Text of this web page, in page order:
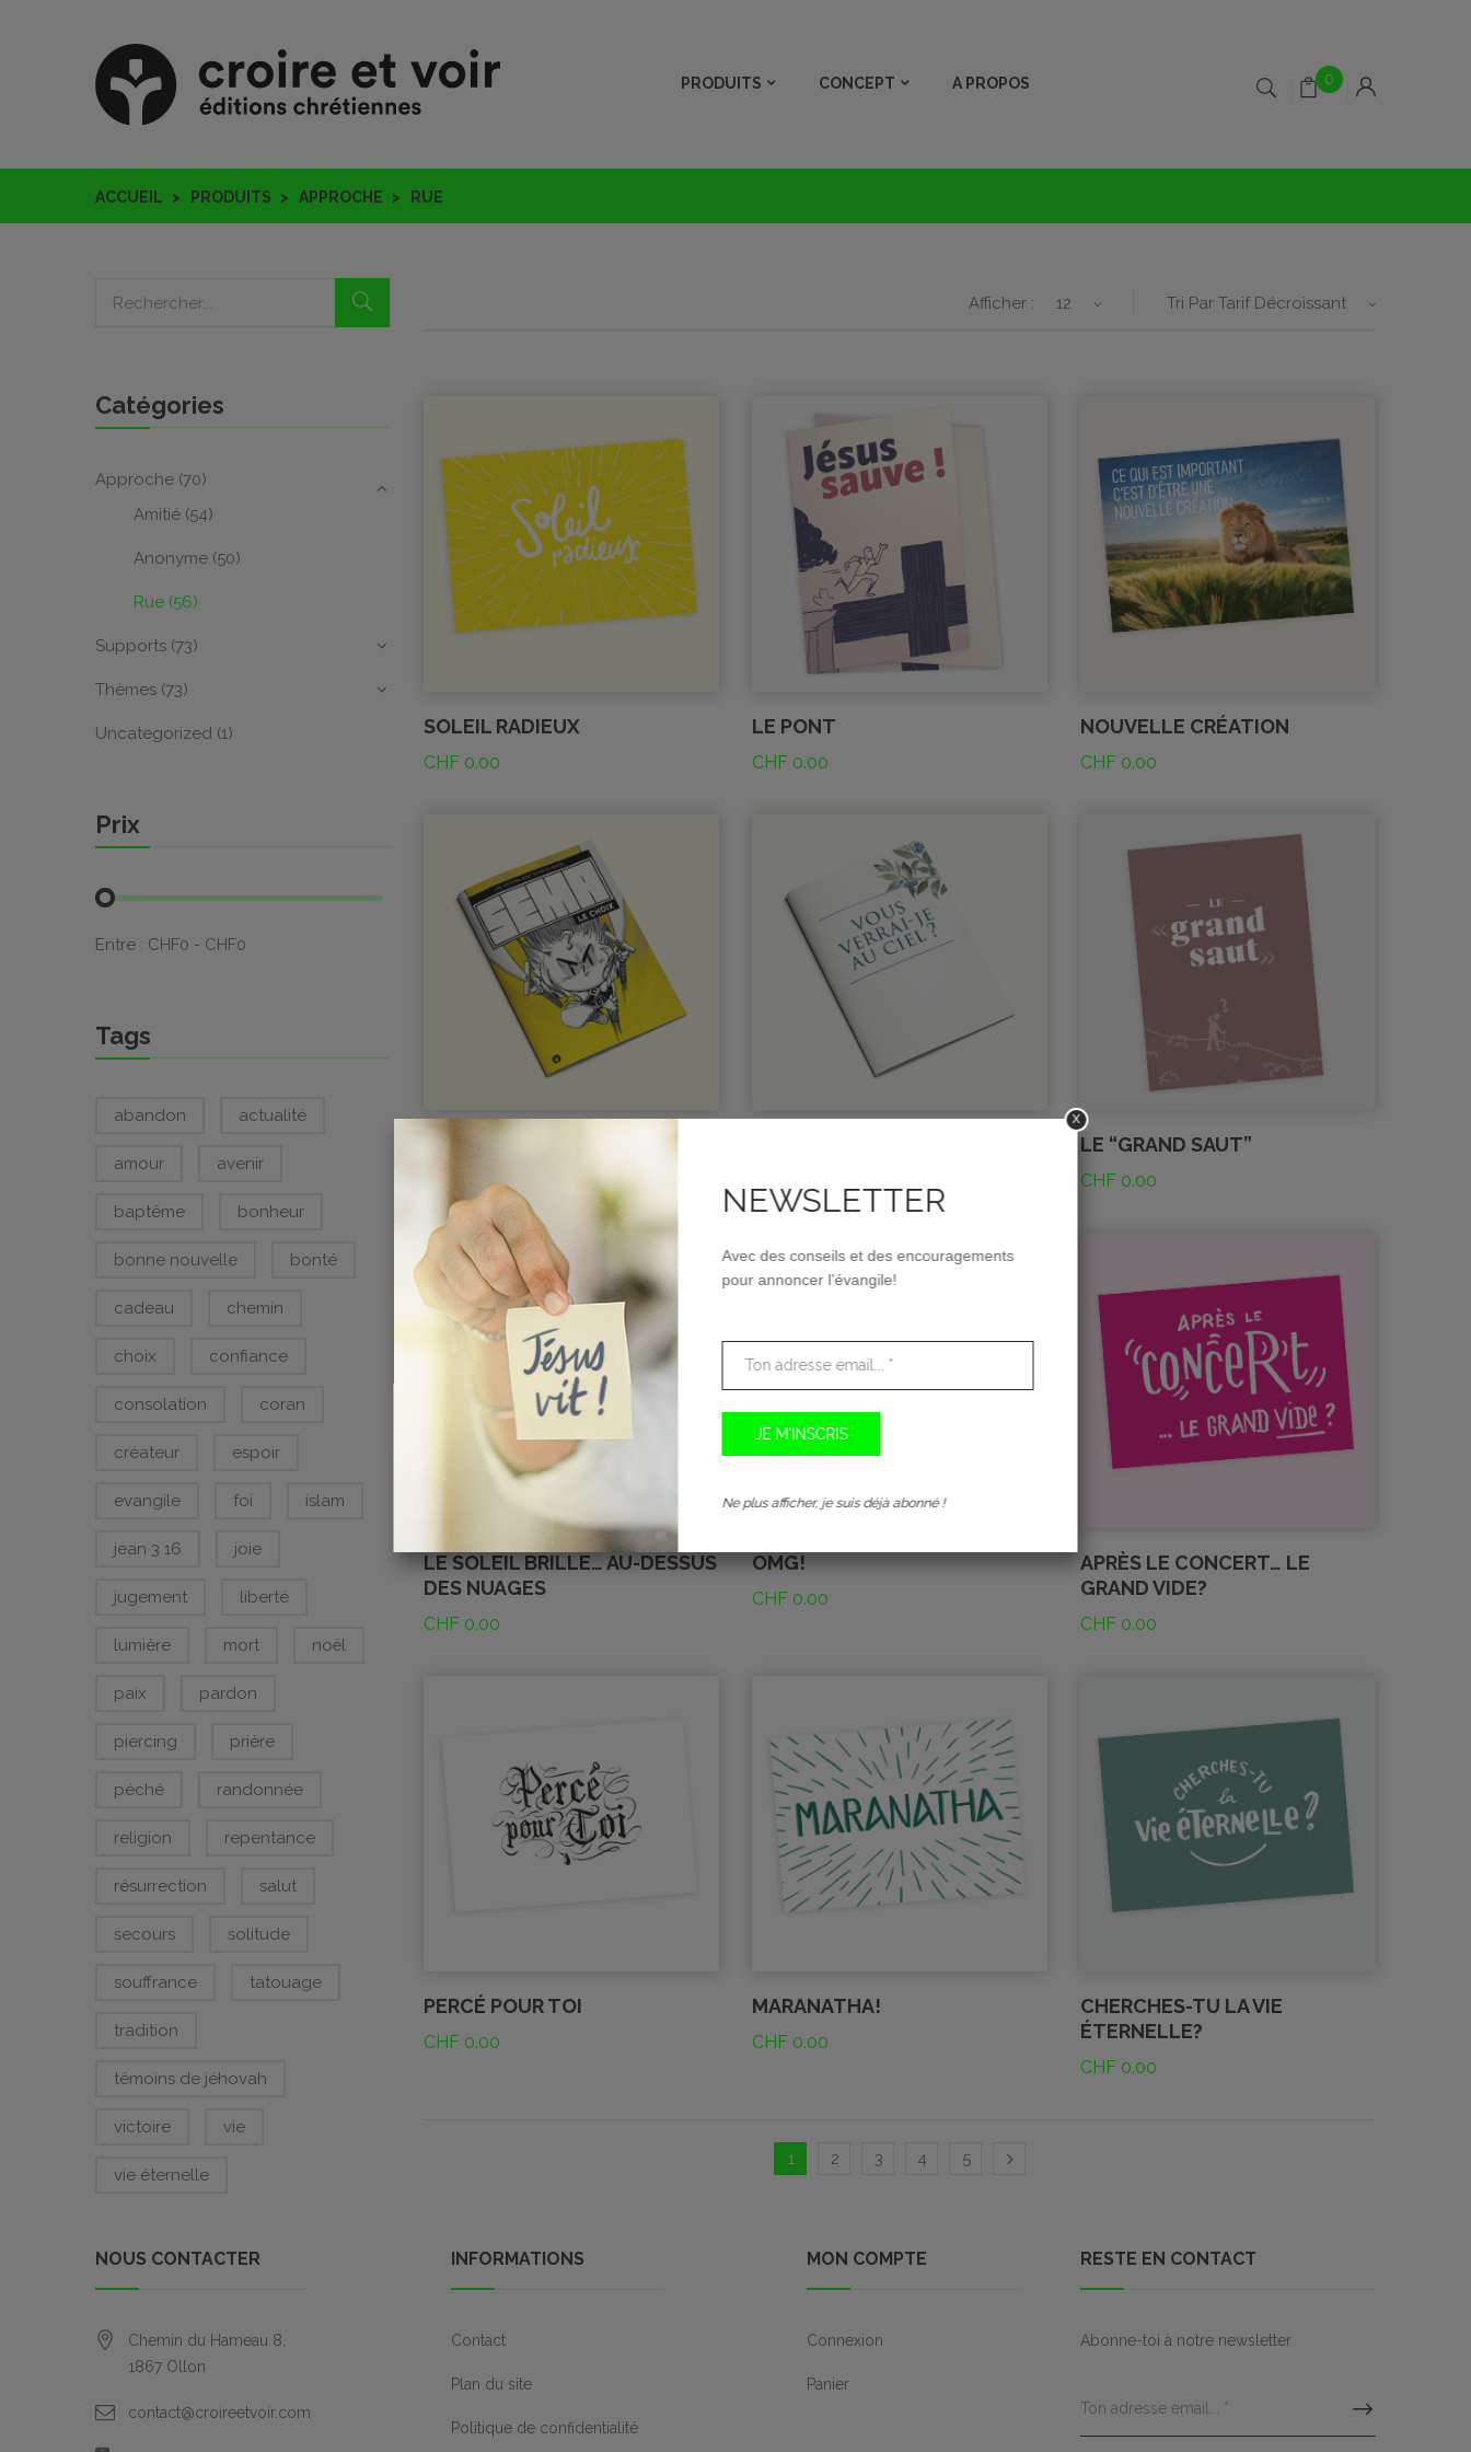
PRODUITS CONCEPT A PROPOS 0
ACCUEIL PRODUITS APPROCHE RUE
Catégories
Approche (70)
Amitié (54)
Anonyme (50)
Rue (56)
Supports (73)
Thèmes (73)
Uncategorized (1)
Prix
Entre : CHF0 - CHF0
Tags
abandon actualité
amour avenir
baptême bonheur
bonne nouvelle bonté
cadeau chemin
choix confiance
consolation coran
créateur espoir
evangile foi islam
jean 3 16 joie
jugement liberté
lumière mort noël
paix pardon
piercing prière
péché randonnée
religion repentance
résurrection salut
secours solitude
souffrance tatouage
tradition
témoins de jéhovah
victoire vie
vie éternelle
Tri Par Tarif Décroissant
Afficher : 12
SOLEIL RADIEUX
CHF 0.00
LE PONT
CHF0.00
NOUVELLE CRÉATION
CHF0.00
SEMA
0.00
LE “GRAND SAUT”
CHF0.00
LE SOLEIL BRILLE… AU-DESSUS
DES NUAGES
CHF 0.00
OMG!
CHF0.00
APRÈS LE CONCERT… LE
GRAND VIDE?
CHF0.00
PERCÉ POUR TOI
CHF 0.00
MARANATHA!
CHF0.00
CHERCHES-TU LA VIE
ÉTERNELLE?
CHF0.00
1 2 3 4 5
NOUS CONTACTER
Chemin du Hameau 8,
1867 Ollon
contact@croireetvoir.com
INFORMATIONS
Contact
Plan du site
Politique de confidentialité
MON COMPTE
Connexion
Panier
RESTE EN CONTACT
Abonne-toi à notre newsletter
x
NEWSLETTER
Avec des conseils et des encouragements
pour annoncer l’évangile!
Ne plus afficher, je suis déjà abonné !